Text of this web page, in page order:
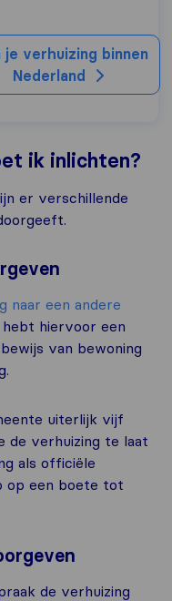
je verhuizing binnen
Nederland
ik inlichten?
er verschillende
naar een andere
hiervoor een
van bewoning
uiterlijk vijf
de verhuizing te laat
als officiële
op een boete tot
de verhuizing